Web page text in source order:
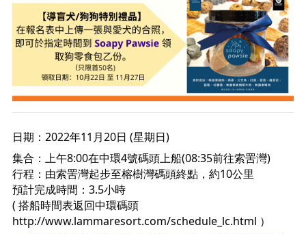
日期：2022年11月20日 (星期日)
集合：上午8:00在中環4號碼頭上船(08:35前往索罟灣)
行程：由索罟灣起步至榕樹灣碼頭終點，約10公里
預計完成時間：3.5小時
( 搭船時間表返回中環碼頭
http://www.lammaresort.com/schedule_lc.html ）